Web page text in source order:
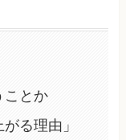
ことか
る理由」